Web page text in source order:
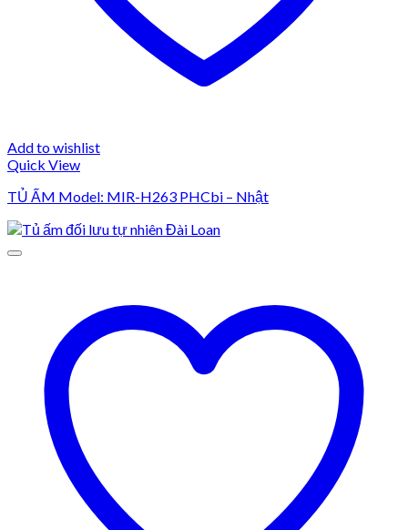
Add to wishlist
Quick View
TỦ ẤM Model: MIR-H263 PHCbi – Nhật